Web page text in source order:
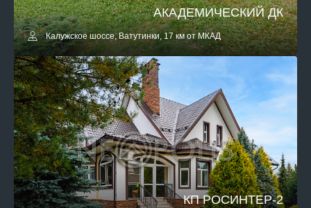
АКАДЕМИЧЕСКИЙ ДК
Калужское шоссе, Ватутинки, 17 км от МКАД
КП РОСИНТЕР-2